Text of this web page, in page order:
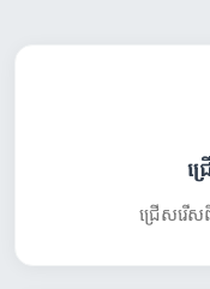
ជ្
ជ្រើសរ